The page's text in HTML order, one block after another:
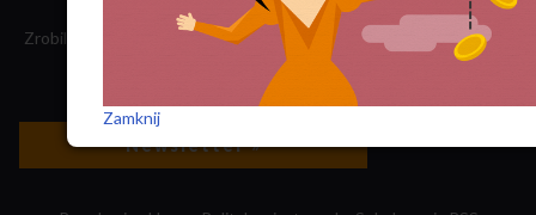
Zrobiliśmy tę stronę, składamy „Nowego Obywatela”. Nasz dochód
przeznaczamy na jego wydawanie.
Zatrudnij nas do projektu!
Newsletter »
Zamknij